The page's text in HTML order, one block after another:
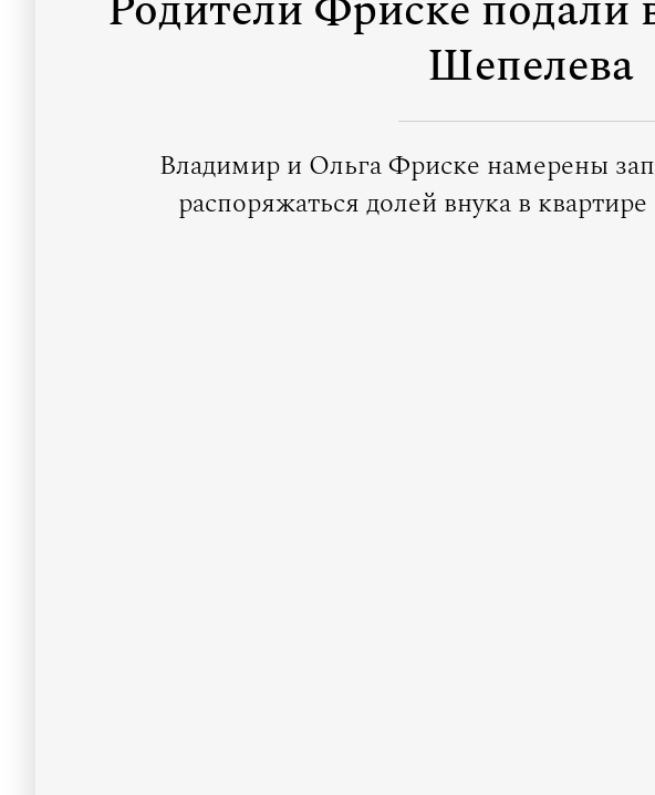
Шепелева
Владимир и Ольга Фриске намерены
распоряжаться долей внука в